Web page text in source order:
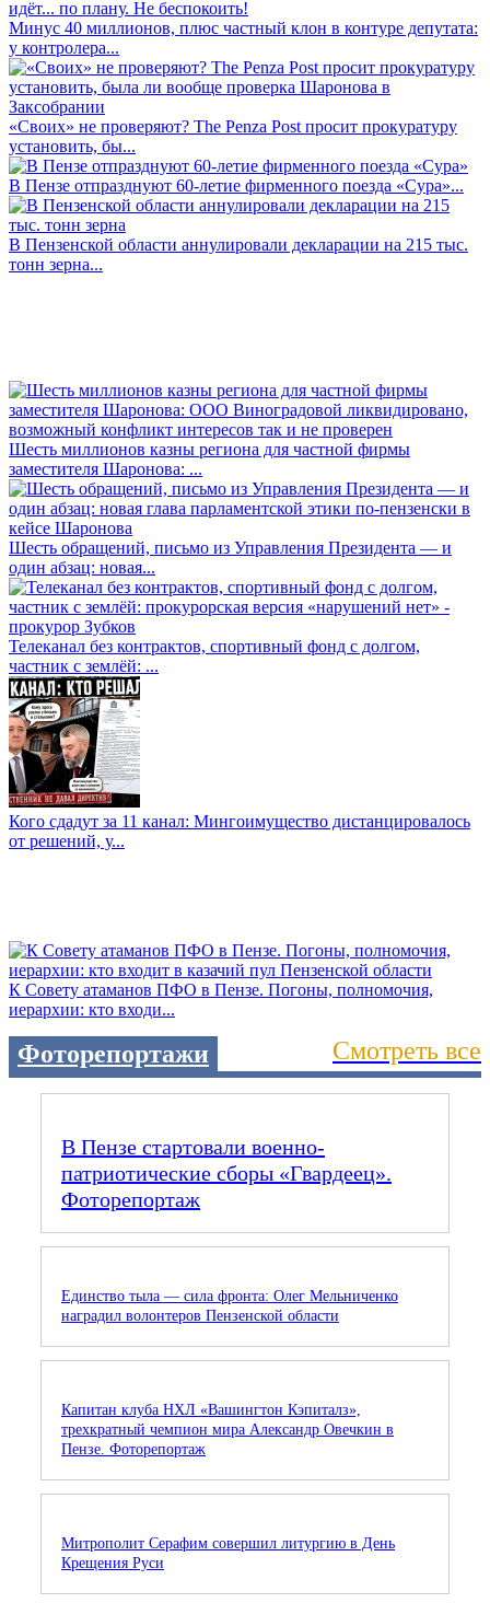
Минус 40 миллионов, плюс частный клон в контуре депутата:
у контролера...
«Своих» не проверяют? The Penza Post просит прокуратуру
установить, бы...
В Пензе отпразднуют 60-летие фирменного поезда «Сура»...
В Пензенской области аннулировали декларации на 215 тыс.
тонн зерна...
Шесть миллионов казны региона для частной фирмы
заместителя Шаронова: ...
Шесть обращений, письмо из Управления Президента — и
один абзац: новая...
Телеканал без контрактов, спортивный фонд с долгом,
частник с землёй: ...
Кого сдадут за 11 канал: Мингоимущество дистанцировалось
от решений, у...
К Совету атаманов ПФО в Пензе. Погоны, полномочия,
иерархии: кто входи...
Фоторепортажи Смотреть все
В Пензе стартовали военно-
патриотические сборы «Гвардеец».
Фоторепортаж
Единство тыла — сила фронта: Олег Мельниченко
наградил волонтеров Пензенской области
Капитан клуба НХЛ «Вашингтон Кэпиталз»,
трехкратный чемпион мира Александр Овечкин в
Пензе. Фоторепортаж
Митрополит Серафим совершил литургию в День
Крещения Руси